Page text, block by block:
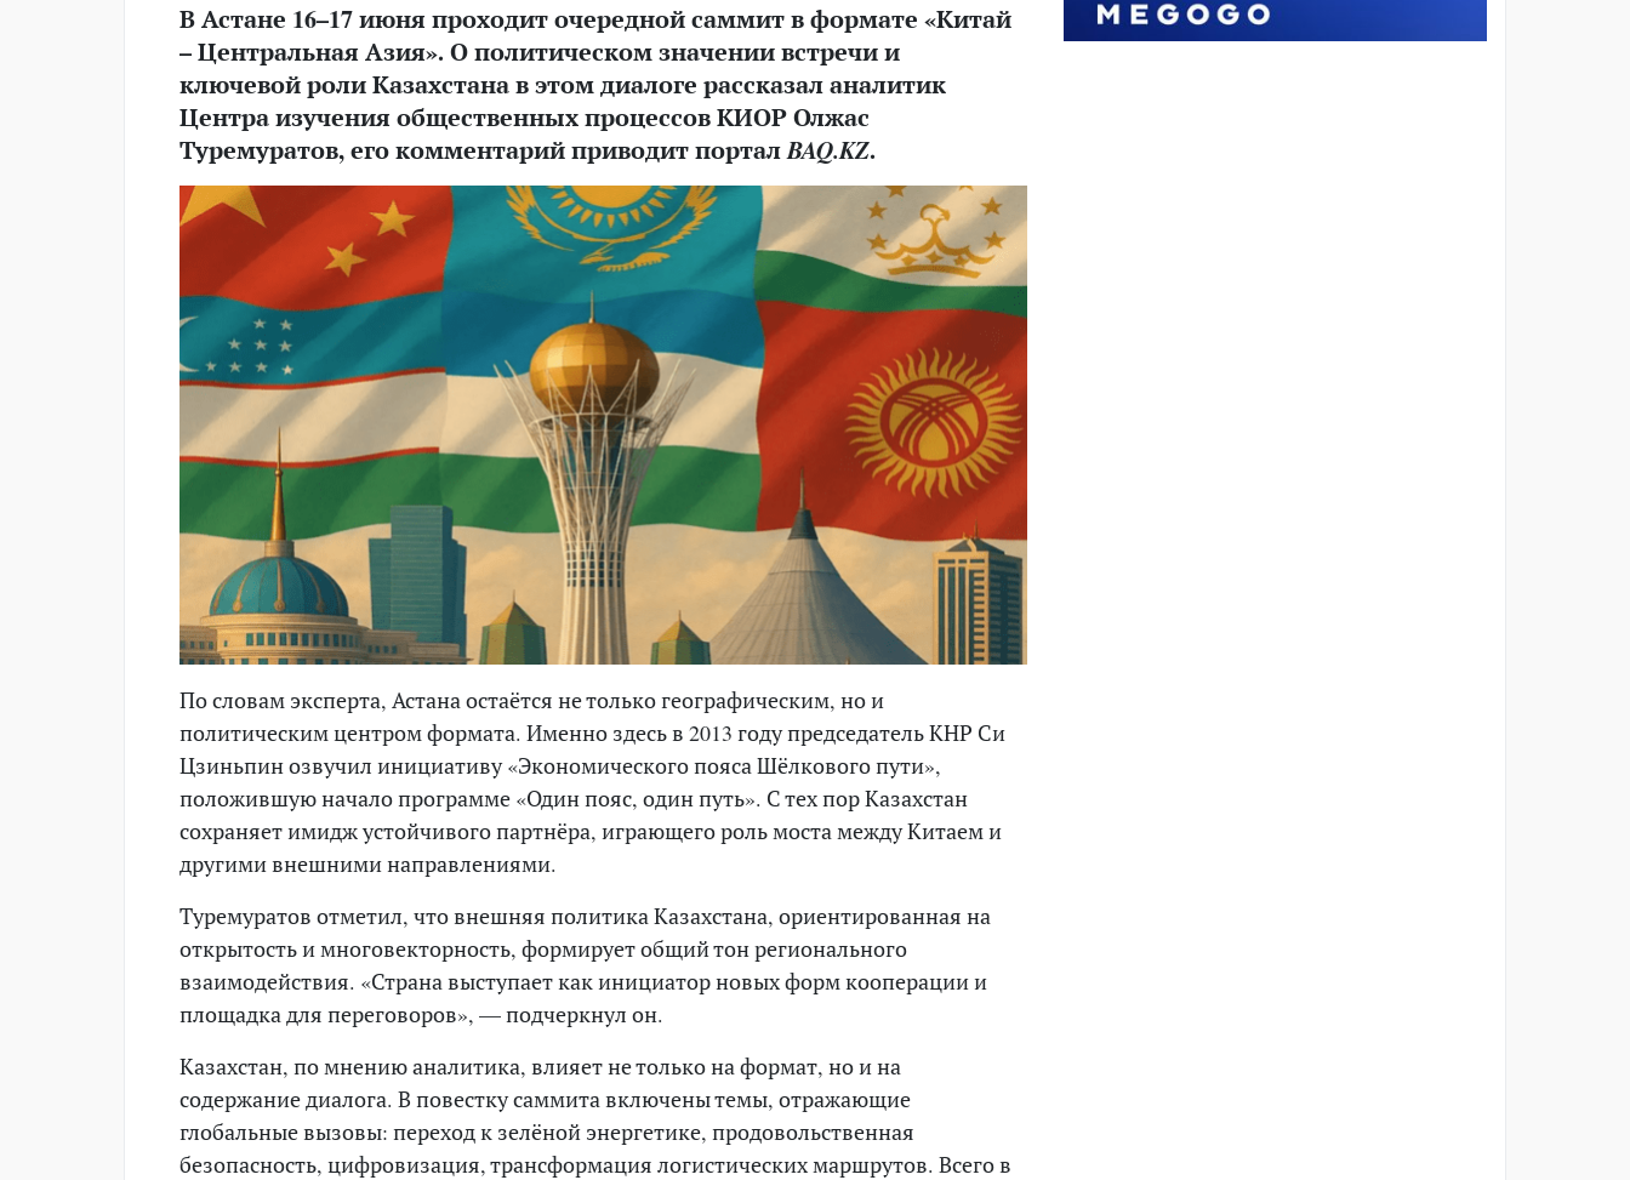
В Астане 16–17 июня проходит очередной саммит в формате «Китай
– Центральная Азия». О политическом значении встречи и
ключевой роли Казахстана в этом диалоге рассказал аналитик
Центра изучения общественных процессов КИОР Олжас
Туремуратов, его комментарий приводит порталBAQ.KZ.
По словам эксперта, Астана остаётся не только географическим, но и
политическим центром формата. Именно здесь в 2013 году председатель КНР Си
Цзиньпин озвучил инициативу «Экономического пояса Шёлкового пути»,
положившую начало программе «Один пояс, один путь». С тех пор Казахстан
сохраняет имидж устойчивого партнёра, играющего роль моста между Китаем и
другими внешними направлениями.
Туремуратов отметил, что внешняя политика Казахстана, ориентированная на
открытость и многовекторность, формирует общий тон регионального
взаимодействия. «Страна выступает как инициатор новых форм кооперации и
площадка для переговоров», — подчеркнул он.
Казахстан, по мнению аналитика, влияет не только на формат, но и на
содержание диалога. В повестку саммита включены темы, отражающие
глобальные вызовы: переход к зелёной энергетике, продовольственная
безопасность, цифровизация, трансформация логистических маршрутов. Всего в